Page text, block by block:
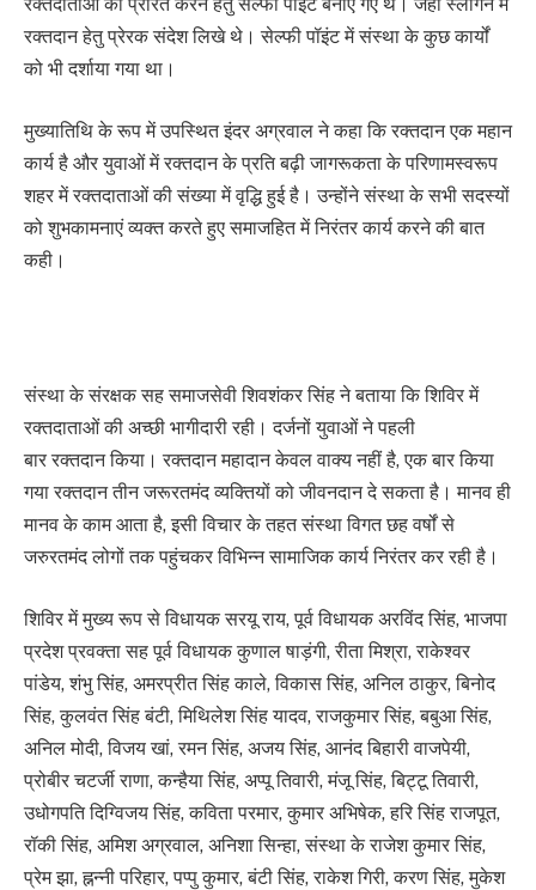
रक्तदान हेतु प्रेरक संदेश लिखे थे। सेल्फी पॉइंट में संस्था के कुछ कार्यों
को भी दर्शाया गया था।
मुख्यातिथि के रूप में उपस्थित इंदर अग्रवाल ने कहा कि रक्तदान एक महान
कार्य है और युवाओं में रक्तदान के प्रति बढ़ी जागरूकता के परिणामस्वरूप
शहर में रक्तदाताओं की संख्या में वृद्धि हुई है। उन्होंने संस्था के सभी सदस्यों
को शुभकामनाएं व्यक्त करते हुए समाजहित में निरंतर कार्य करने की बात
कही।
संस्था के संरक्षक सह समाजसेवी शिवशंकर सिंह ने बताया कि शिविर में
रक्तदाताओं की अच्छी भागीदारी रही। दर्जनों युवाओं ने पहली
बार रक्तदान किया। रक्तदान महादान केवल वाक्य नहीं है, एक बार किया
गया रक्तदान तीन जरूरतमंद व्यक्तियों को जीवनदान दे सकता है। मानव ही
मानव के काम आता है, इसी विचार के तहत संस्था विगत छह वर्षों से
जरुरतमंद लोगों तक पहुंचकर विभिन्न सामाजिक कार्य निरंतर कर रही है।
शिविर में मुख्य रूप से विधायक सरयू राय, पूर्व विधायक अरविंद सिंह, भाजपा
प्रदेश प्रवक्ता सह पूर्व विधायक कुणाल षाड़ंगी, रीता मिश्रा, राकेश्वर
पांडेय, शंभु सिंह, अमरप्रीत सिंह काले, विकास सिंह, अनिल ठाकुर, बिनोद
सिंह, कुलवंत सिंह बंटी, मिथिलेश सिंह यादव, राजकुमार सिंह, बबुआ सिंह,
अनिल मोदी, विजय खां, रमन सिंह, अजय सिंह, आनंद बिहारी वाजपेयी,
प्रोबीर चटर्जी राणा, कन्हैया सिंह, अप्पू तिवारी, मंजू सिंह, बिट्टू तिवारी,
उधोगपति दिग्विजय सिंह, कविता परमार, कुमार अभिषेक, हरि सिंह राजपूत,
रॉकी सिंह, अमिश अग्रवाल, अनिशा सिन्हा, संस्था के राजेश कुमार सिंह,
प्रेम झा, ह्नन्नी परिहार, पप्पु कुमार, बंटी सिंह, राकेश गिरी, करण सिंह, मुकेश